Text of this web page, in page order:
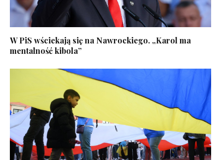
W PiS wściekają się na Nawrockiego. „Karol ma
mentalność kibola”